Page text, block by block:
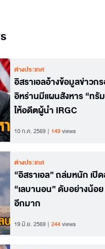
ต่างประเทศ
อิสราเอลอ้างข้อมูลข่าวก
อิหร่านมีแผนสังหาร “ทรั
ให้อดีตผู้นำ IRGC
10 ก.ค. 2569 149views
ต่างประเทศ
“อิสราเอล” ถล่มหนัก เปิ
“เลบานอน” ดับอย่างน้อ
อีกมาก
19 มิ.ย. 2569 244views